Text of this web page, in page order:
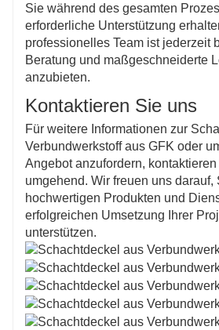
Sie während des gesamten
erforderliche Unterstützung
professionelles Team ist jederzeit
Beratung und maßgeschneiderte
anzubieten.
Kontaktieren Sie uns
Für weitere Informationen zur
Verbundwerkstoff aus GFK oder
Angebot anzufordern,
umgehend. Wir freuen uns darauf,
hochwertigen Produkten und
erfolgreichen Umsetzung Ihrer
unterstützen.